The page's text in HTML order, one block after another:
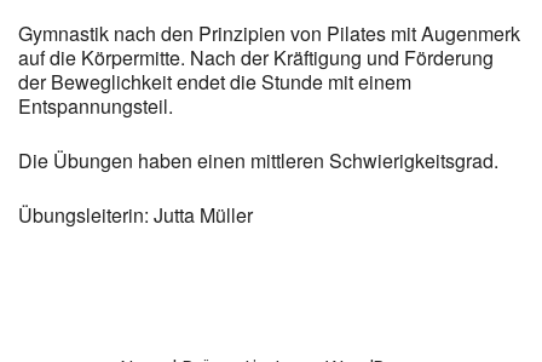
Gymnastik nach den Prinzipien von Pilates mit Augenmerk
auf die Körpermitte. Nach der Kräftigung und Förderung
der Beweglichkeit endet die Stunde mit einem
Entspannungsteil.
Die Übungen haben einen mittleren Schwierigkeitsgrad.
Übungsleiterin: Jutta Müller